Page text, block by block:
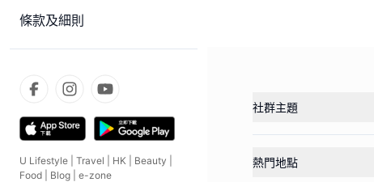
條款及細則
U Lifestyle Travel HK Beauty
Food
Blog e-zone
社群主題
熱門地點